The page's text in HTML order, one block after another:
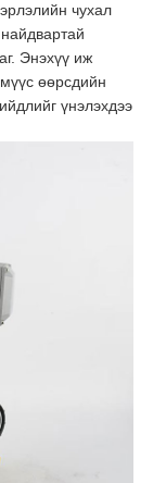
чухал
Энэхүү иж
өөрсдийн
үнэлэхдээ